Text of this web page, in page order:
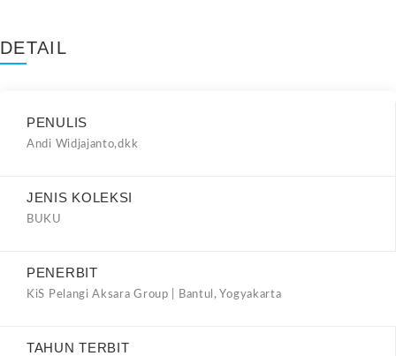
DETAIL
PENULIS
Andi Widjajanto,dkk
JENIS KOLEKSI
BUKU
PENERBIT
KiS Pelangi Aksara Group | Bantul, Yogyakarta
TAHUN TERBIT